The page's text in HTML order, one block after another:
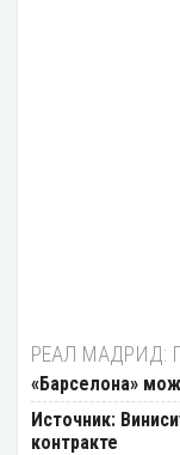
РЕАЛ МАДРИД:
«Барселона»
Источник:
контракте